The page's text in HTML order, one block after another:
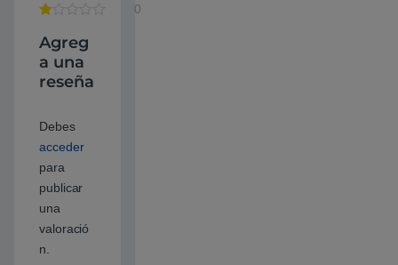
0
Agreg
a una
reseña
Debes
acceder
para
publicar
una
valoració
n.